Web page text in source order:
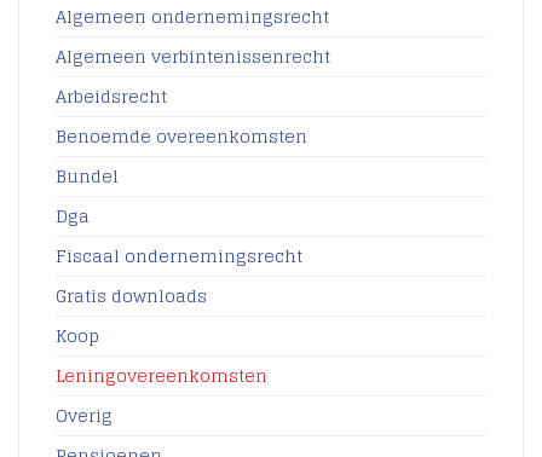
Algemeen ondernemingsrecht
Algemeen verbintenissenrecht
Arbeidsrecht
Benoemde overeenkomsten
Bundel
Dga
Fiscaal ondernemingsrecht
Gratis downloads
Koop
Leningovereenkomsten
Overig